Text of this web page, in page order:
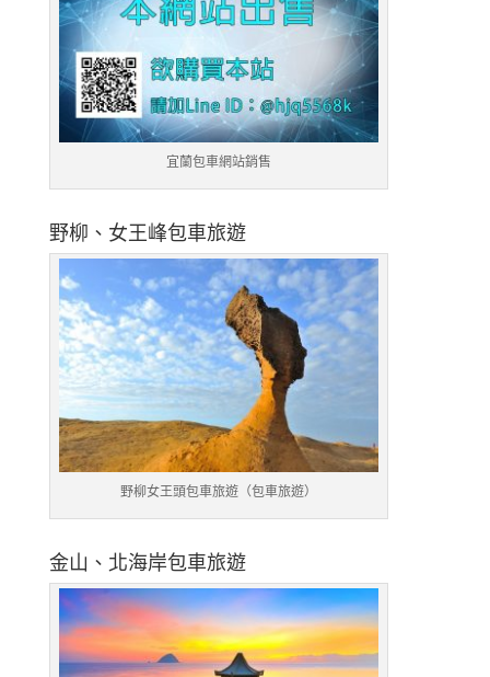
宜蘭包車網站銷售
野柳、女王峰包車旅遊
野柳女王頭包車旅遊（包車旅遊）
金山、北海岸包車旅遊